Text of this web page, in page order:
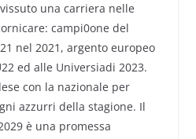
una carriera nelle
campi0one del
nel 2021, argento europeo
ed alle Universiadi 2023.
con la nazionale per
azzurri della stagione. Il
è una promessa